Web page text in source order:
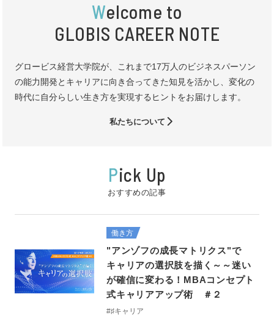
Welcome to
GLOBIS CAREER NOTE
グロービス経営大学院が、これまで17万人のビジネスパーソン
の能力開発とキャリアに向き合ってきた知見を活かし、変化の
時代に自分らしい生き方を実現するヒントをお届けします。
私たちについて
Pick Up
おすすめの記事
働き方
"アンゾフの成長マトリクス"で
キャリアの選択肢を描く～～迷い
が確信に変わる！MBAコンセプト
式キャリアアップ術 ＃２
#♯キャリア